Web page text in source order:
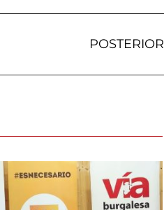
POSTERIOR